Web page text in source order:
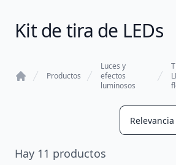
Kit de tira de LEDs
Productos
Luces y
efectos
luminosos
Hay 11 productos